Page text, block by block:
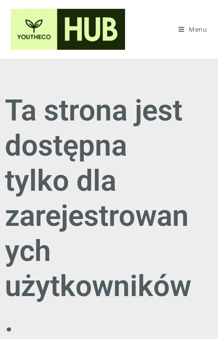
Menu
Ta strona jest
dostępna
tylko dla
zarejestrowan
ych
użytkowników
.